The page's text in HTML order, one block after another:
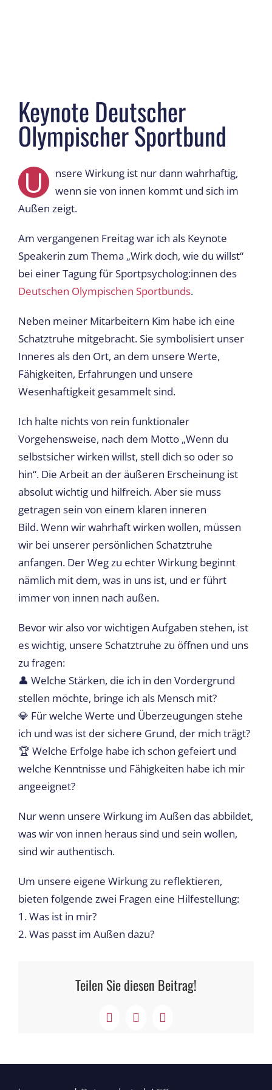
Keynote Deutscher
Olympischer Sportbund
U
nsere Wirkung ist nur dann wahrhaftig,
wenn sie von innen kommt und sich im
Außen zeigt.
Am vergangenen Freitag war ich als Keynote
Speakerin zum Thema „Wirk doch, wie du willst“
bei einer Tagung für Sportpsycholog:innen des
Deutschen Olympischen Sportbunds.
Neben meiner Mitarbeitern Kim habe ich eine
Schatztruhe mitgebracht. Sie symbolisiert unser
Inneres als den Ort, an dem unsere Werte,
Fähigkeiten, Erfahrungen und unsere
Wesenhaftigkeit gesammelt sind.
Ich halte nichts von rein funktionaler
Vorgehensweise, nach dem Motto „Wenn du
selbstsicher wirken willst, stell dich so oder so
hin“. Die Arbeit an der äußeren Erscheinung ist
absolut wichtig und hilfreich. Aber sie muss
getragen sein von einem klaren inneren
Bild. Wenn wir wahrhaft wirken wollen, müssen
wir bei unserer persönlichen Schatztruhe
anfangen. Der Weg zu echter Wirkung beginnt
nämlich mit dem, was in uns ist, und er führt
immer von innen nach außen.
Bevor wir also vor wichtigen Aufgaben stehen, ist
es wichtig, unsere Schatztruhe zu öffnen und uns
zu fragen:
👤 Welche Stärken, die ich in den Vordergrund
stellen möchte, bringe ich als Mensch mit?
💎 Für welche Werte und Überzeugungen stehe
ich und was ist der sichere Grund, der mich trägt?
🏆 Welche Erfolge habe ich schon gefeiert und
welche Kenntnisse und Fähigkeiten habe ich mir
angeeignet?
Nur wenn unsere Wirkung im Außen das abbildet,
was wir von innen heraus sind und sein wollen,
sind wir authentisch.
Um unsere eigene Wirkung zu reflektieren,
bieten folgende zwei Fragen eine Hilfestellung:
1. Was ist in mir?
2. Was passt im Außen dazu?
Teilen Sie diesen Beitrag!
Facebook
X LinkedIn